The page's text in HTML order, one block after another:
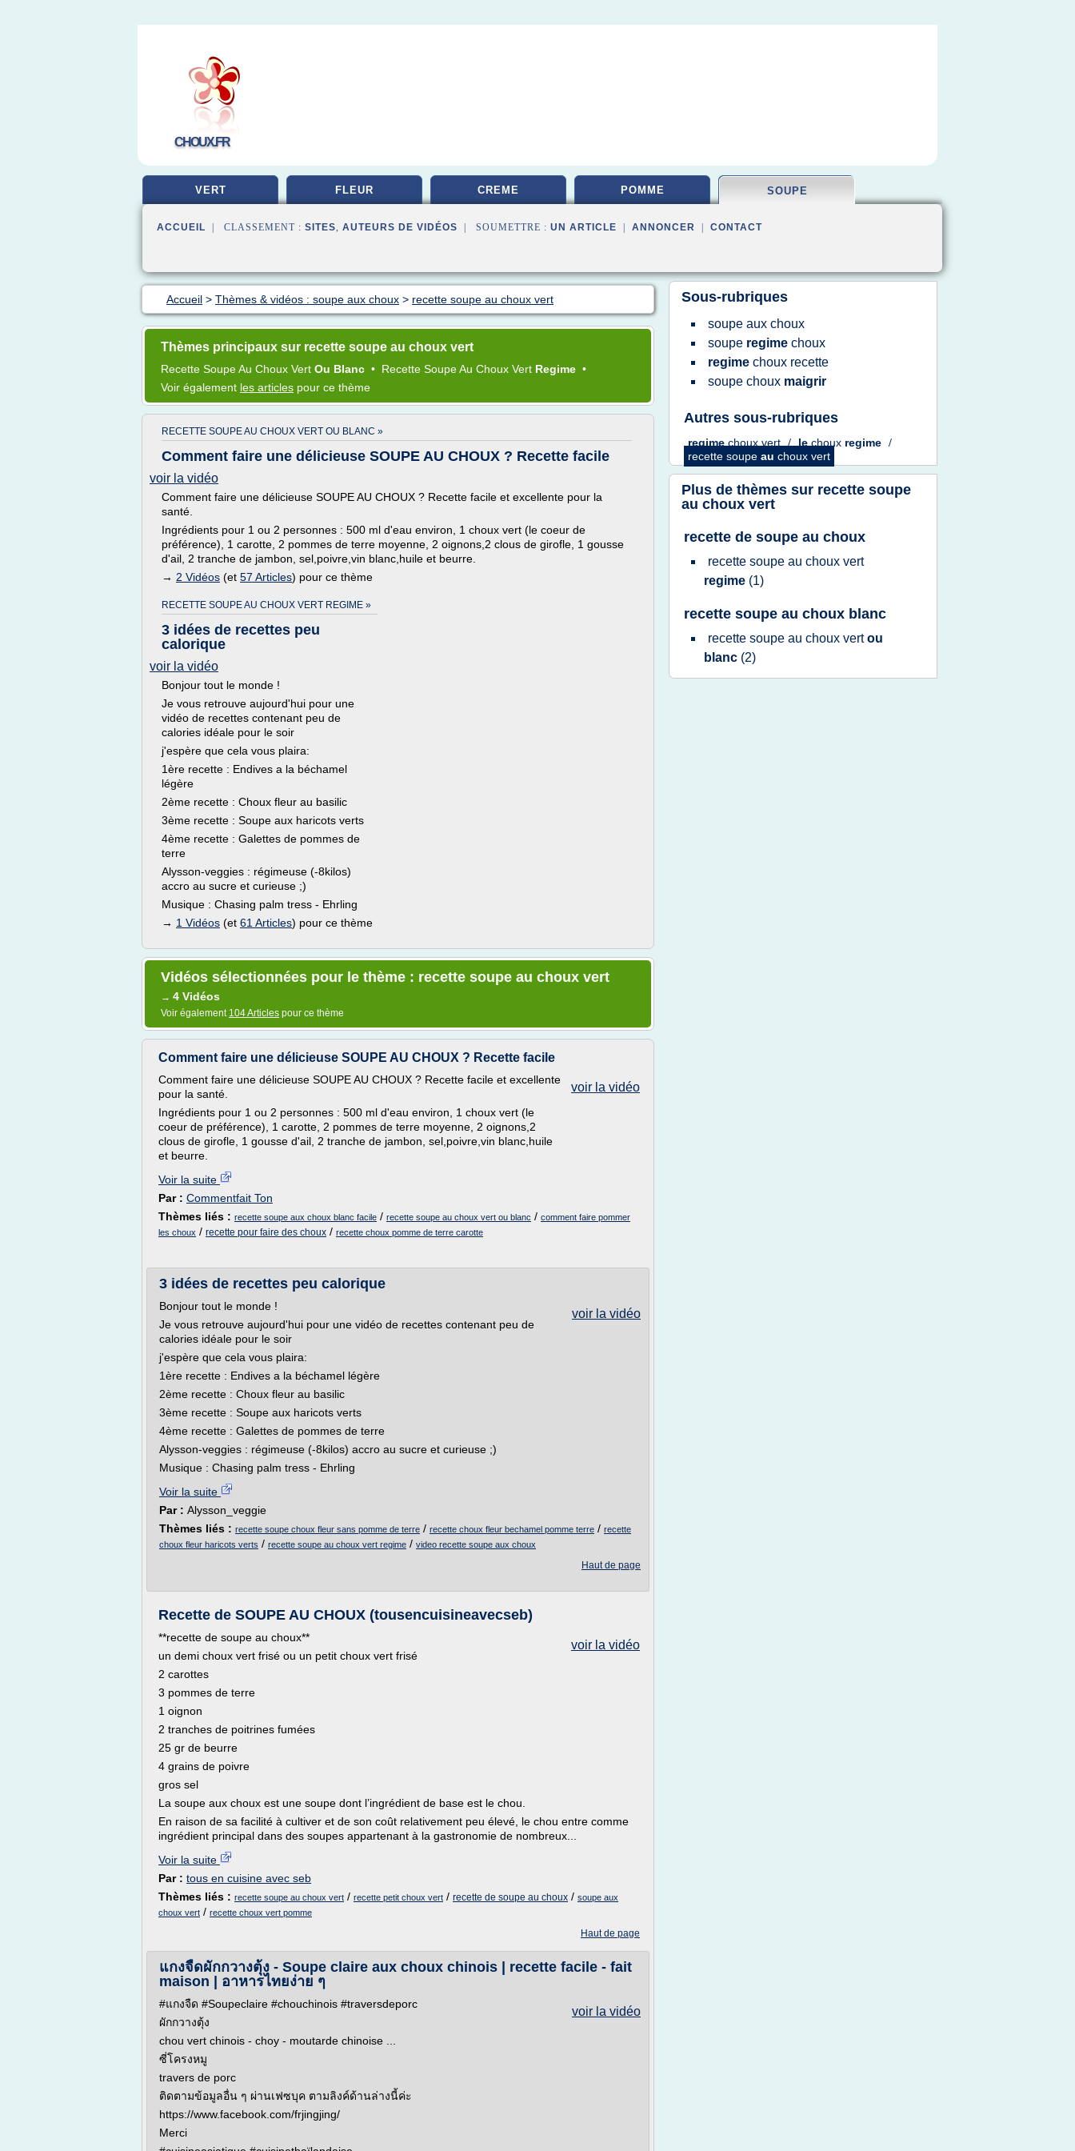
CHOUX.FR
VERT FLEUR CREME POMME SOUPE
ACCUEIL | CLASSEMENT : SITES, AUTEURS DE VIDÉOS | SOUMETTRE : UN ARTICLE ANNONCER CONTACT
Accueil > Thèmes & vidéos : soupe aux choux > recette soupe au choux vert
Thèmes principaux sur recette soupe au choux vert
Recette SoupeAu Choux Vert Ou Blanc • Recette SoupeAu Choux Vert Regime •
Voir également les articles pour ce thème
RECETTE SOUPE AU CHOUX VERT OU BLANC »
Comment faire une délicieuse SOUPE AU CHOUX ? Recette facile
voir la vidéo
Comment faire une délicieuse SOUPE AU CHOUX ? Recette facile et excellente pour la
santé.
Ingrédients pour 1 ou 2 personnes : 500 ml d'eau environ, 1 choux vert (le coeur de
préférence), 1 carotte, 2 pommes de terre moyenne, 2 oignons,2 clous de girofle, 1 gousse
d'ail, 2 tranche de jambon, sel,poivre,vin blanc,huile et beurre.
→ 2 Vidéos (et 57 Articles) pour ce thème
RECETTE SOUPE AU CHOUX VERT REGIME »
3 idées de recettes peu
calorique
voir la vidéo
Bonjour tout le monde !
Je vous retrouve aujourd'hui pour une
vidéo de recettes contenant peu de
calories idéale pour le soir
j'espère que cela vous plaira:
1ère recette : Endives a la béchamel
légère
2ème recette : Choux fleur au basilic
3ème recette : Soupe aux haricots verts
4ème recette : Galettes de pommes de
terre
Alysson-veggies : régimeuse (-8kilos)
accro au sucre et curieuse ;)
Musique : Chasing palm tress - Ehrling
→ 1 Vidéos (et 61 Articles) pour ce thème
Vidéos sélectionnées pour le thème : recette soupe au choux vert
→ 4 Vidéos
Voir également 104 Articles pour ce thème
Comment faire une délicieuse SOUPE AU CHOUX ? Recette facile
voir la vidéo
Comment faire une délicieuse SOUPE AU CHOUX ? Recette facile et excellente
pour la santé.
Ingrédients pour 1 ou 2 personnes : 500 ml d'eau environ, 1 choux vert (le
coeur de préférence), 1 carotte, 2 pommes de terre moyenne, 2 oignons,2
clous de girofle, 1 gousse d'ail, 2 tranche de jambon, sel,poivre,vin blanc,huile
et beurre.
Voir la suite
Par : Commentfait Ton
Thèmes liés : recette soupe aux choux blanc facile / recette soupe au choux vert ou blanc / comment faire pommer
les choux / recette pour faire des choux / recette choux pomme de terre carotte
3 idées de recettes peu calorique
voir la vidéo
Bonjour tout le monde !
Je vous retrouve aujourd'hui pour une vidéo de recettes contenant peu de
calories idéale pour le soir
j'espère que cela vous plaira:
1ère recette : Endives a la béchamel légère
2ème recette : Choux fleur au basilic
3ème recette : Soupe aux haricots verts
4ème recette : Galettes de pommes de terre
Alysson-veggies : régimeuse (-8kilos) accro au sucre et curieuse ;)
Musique : Chasing palm tress - Ehrling
Voir la suite
Par : Alysson_veggie
Thèmes liés : recette soupe choux fleur sans pomme de terre / recette choux fleur bechamel pomme terre / recette
choux fleur haricots verts / recette soupe au choux vert regime / video recette soupe aux choux
Haut de page
Recette de SOUPE AU CHOUX (tousencuisineavecseb)
voir la vidéo
**recette de soupe au choux**
un demi choux vert frisé ou un petit choux vert frisé
2 carottes
3 pommes de terre
1 oignon
2 tranches de poitrines fumées
25 gr de beurre
4 grains de poivre
gros sel
La soupe aux choux est une soupe dont l’ingrédient de base est le chou.
En raison de sa facilité à cultiver et de son coût relativement peu élevé, le chou entre comme
ingrédient principal dans des soupes appartenant à la gastronomie de nombreux...
Voir la suite
Par : tous en cuisine avec seb
Thèmes liés : recette soupe au choux vert / recette petit choux vert / recette de soupe au choux / soupe aux
choux vert / recette choux vert pomme
Haut de page
แกงจืดผักกวางตุ้ง - Soupe claire aux choux chinois | recette facile - fait
maison | อาหารไทยง่าย ๆ
voir la vidéo
#แกงจืด #Soupeclaire #chouchinois #traversdeporc
ผักกวางตุ้ง
chou vert chinois - choy - moutarde chinoise ...
ซี่โครงหมู
travers de porc
ติดตามข้อมูลอื่น ๆ ผ่านเฟซบุค ตามลิงค์ด้านล่างนี้ค่ะ
https://www.facebook.com/frjingjing/
Merci
Sous-rubriques
soupe aux choux
soupe regime choux
regime choux recette
soupe choux maigrir
Autres sous-rubriques
regimechoux vert / lechoux regime /
recette soupe au choux vert
Plus de thèmes sur recette soupe
au choux vert
recette de soupe au choux
recette soupe au choux vert
regime (1)
recette soupe au choux blanc
recette soupe au choux vertou
blanc (2)